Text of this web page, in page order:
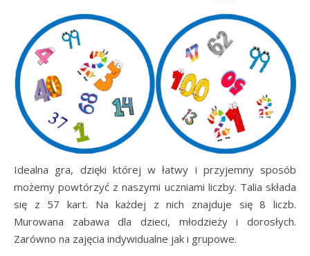
Idealna gra, dzięki której w łatwy i przyjemny sposób
możemy powtórzyć z naszymi uczniami liczby. Talia składa
się z 57 kart. Na każdej z nich znajduje się 8 liczb.
Murowana zabawa dla dzieci, młodzieży i dorosłych.
Zarówno na zajęcia indywidualne jak i grupowe.